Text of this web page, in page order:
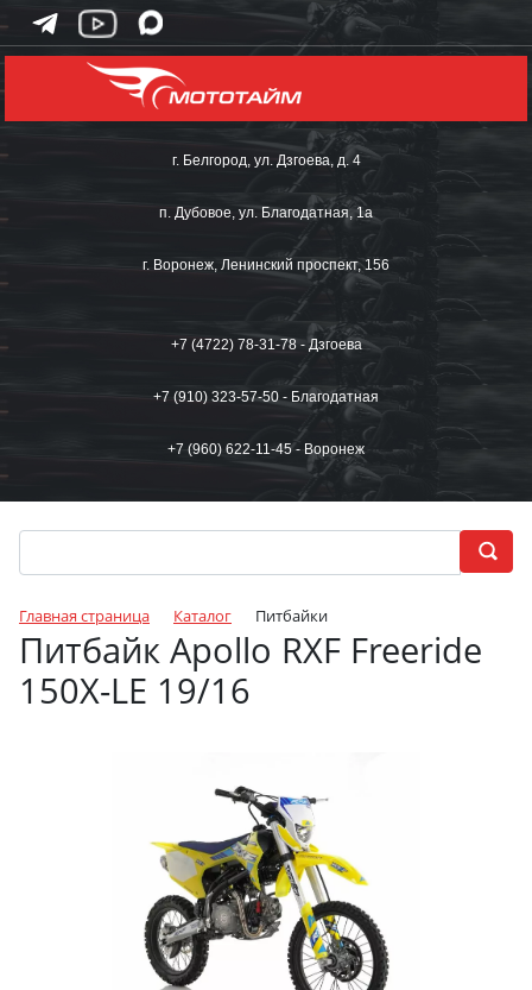
г. Белгород, ул. Дзгоева, д. 4
п. Дубовое, ул. Благодатная, 1а
г. Воронеж, Ленинский проспект, 156
+7 (4722) 78-31-78 - Дзгоева
+7 (910) 323-57-50 - Благодатная
+7 (960) 622-11-45 - Воронеж
Главная страница Каталог Питбайки
Питбайк Apollo RXF Freeride
150X-LE 19/16